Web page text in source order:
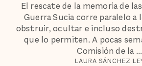
El rescate de la memoria de
Guerra Sucia corre paralelo a
obstruir, ocultar e incluso
que lo permiten. A pocas
Comisión de la ...
LAURA SÁNCHEZ